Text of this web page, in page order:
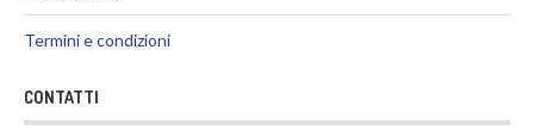
Termini e condizioni
CONTATTI